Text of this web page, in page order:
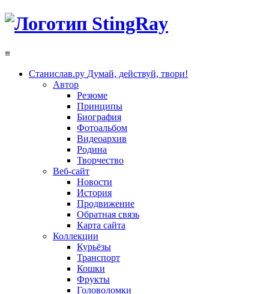
≡
Станислав.ру Думай, действуй, твори!
Автор
Резюме
Принципы
Биография
Фотоальбом
Видеоархив
Родина
Творчество
Веб-сайт
Новости
История
Продвижение
Обратная связь
Карта сайта
Коллекции
Курьёзы
Транспорт
Кошки
Фрукты
Головоломки